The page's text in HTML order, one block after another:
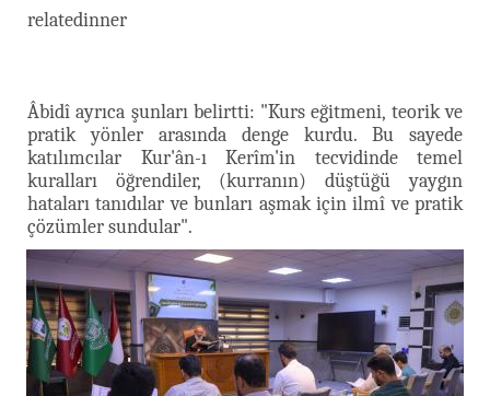
relatedinner
Âbidî ayrıca şunları belirtti: "Kurs eğitmeni, teorik ve
pratik yönler arasında denge kurdu. Bu sayede
katılımcılar Kur'ân-ı Kerîm'in tecvidinde temel
kuralları öğrendiler, (kurranın) düştüğü yaygın
hataları tanıdılar ve bunları aşmak için ilmî ve pratik
çözümler sundular".